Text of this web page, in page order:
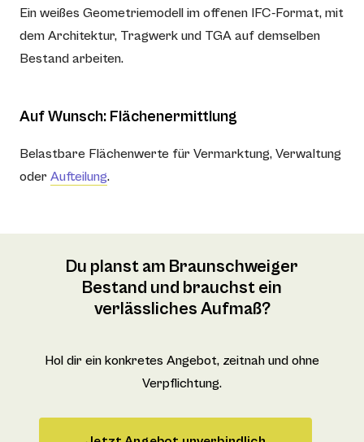
Ein weißes Geometriemodell im offenen IFC-Format, mit
dem Architektur, Tragwerk und TGA auf demselben
Bestand arbeiten.
Auf Wunsch: Flächenermittlung
Belastbare Flächenwerte für Vermarktung, Verwaltung
oder Aufteilung.
Du planst am Braunschweiger
Bestand und brauchst ein
verlässliches Aufmaß?
Hol dir ein konkretes Angebot, zeitnah und ohne
Verpflichtung.